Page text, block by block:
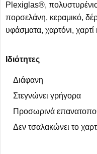
Plexiglas®,
πορσελάνη, κεραμικό,
υφάσματα, χαρτόνι, χαρτί
Ιδιότητες
Διάφανη
Στεγνώνει γρήγορα
Προσωρινά
Δεν τσαλακώνει το